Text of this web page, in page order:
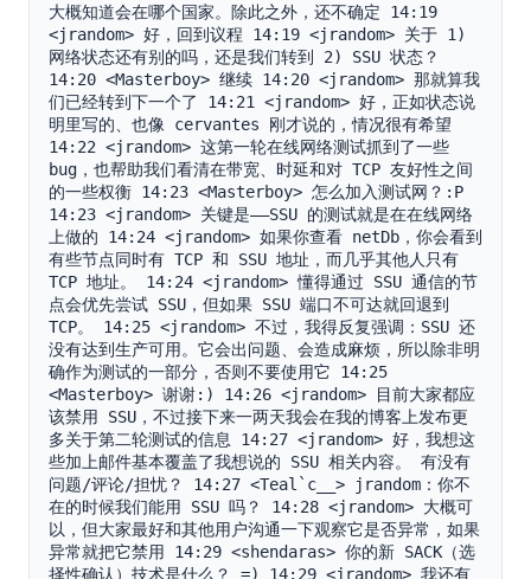
大概知道会在哪个国家。除此之外，还不确定 14:19
<jrandom> 好，回到议程 14:19 <jrandom> 关于 1)
网络状态还有别的吗，还是我们转到 2) SSU 状态？
14:20 <Masterboy> 继续 14:20 <jrandom> 那就算我
们已经转到下一个了 14:21 <jrandom> 好，正如状态说
明里写的、也像 cervantes 刚才说的，情况很有希望
14:22 <jrandom> 这第一轮在线网络测试抓到了一些
bug，也帮助我们看清在带宽、时延和对 TCP 友好性之间
的一些权衡 14:23 <Masterboy> 怎么加入测试网？:P
14:23 <jrandom> 关键是——SSU 的测试就是在在线网络
上做的 14:24 <jrandom> 如果你查看 netDb，你会看到
有些节点同时有 TCP 和 SSU 地址，而几乎其他人只有
TCP 地址。 14:24 <jrandom> 懂得通过 SSU 通信的节
点会优先尝试 SSU，但如果 SSU 端口不可达就回退到
TCP。 14:25 <jrandom> 不过，我得反复强调：SSU 还
没有达到生产可用。它会出问题、会造成麻烦，所以除非明
确作为测试的一部分，否则不要使用它 14:25
<Masterboy> 谢谢:) 14:26 <jrandom> 目前大家都应
该禁用 SSU，不过接下来一两天我会在我的博客上发布更
多关于第二轮测试的信息 14:27 <jrandom> 好，我想这
些加上邮件基本覆盖了我想说的 SSU 相关内容。 有没有
问题/评论/担忧？ 14:27 <Teal`c__> jrandom：你不
在的时候我们能用 SSU 吗？ 14:28 <jrandom> 大概可
以，但大家最好和其他用户沟通一下观察它是否异常，如果
异常就把它禁用 14:29 <shendaras> 你的新 SACK（选
择性确认）技术是什么？ =) 14:29 <jrandom> 我还有